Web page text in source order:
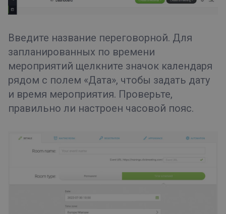
Введите название переговорной. Для
запланированных по времени
мероприятий щелкните значок календаря
рядом с полем «Дата», чтобы задать дату
и время мероприятия. Проверьте,
правильно ли настроен часовой пояс.